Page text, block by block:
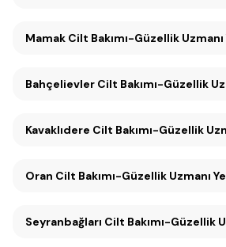
Mamak Cilt Bakımı-Güzellik
Bahçelievler Cilt Bakımı-Güzellik
Kavaklıdere Cilt Bakımı-
Oran Cilt Bakımı-Güzellik
Seyranbağları Cilt Bakımı-